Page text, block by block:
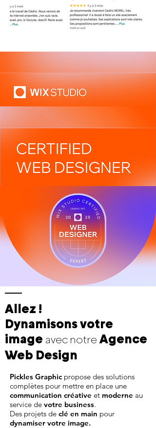
Allez !
Dynamisons votre
image avec notre Agence
Web Design
Pickles Graphic propose des solutions
complètes pour mettre en place une
communication créative et moderne au
service de votre business.
Des projets de clé en main pour
dynamiser votre image.